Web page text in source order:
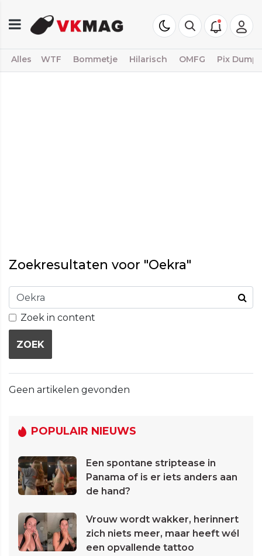
Alles WTF Bommetje Hilarisch OMFG Pix Dump
Zoekresultaten voor "Oekra"
Zoek in content
ZOEK
Geen artikelen gevonden
POPULAIR NIEUWS
Een spontane striptease in
Panama of is er iets anders aan
de hand?
Vrouw wordt wakker, herinnert
zich niets meer, maar heeft wél
een opvallende tattoo